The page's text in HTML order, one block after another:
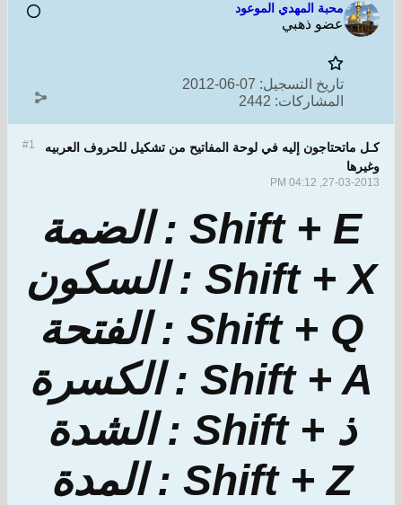
محبة المهدي الموعود
عضو ذهبي
تاريخ التسجيل: 07-06-2012
المشاركات: 2442
#1
كـل ماتحتاجون إليه في لوحة المفاتيح من تشكيل للحروف العربيه
وغيرها
27-03-2013, 04:12 PM
Shift + E : الضمة
Shift + X : السكون
Shift + Q : الفتحة
Shift + A : الكسرة
ذ + Shift : الشدة
Shift + Z : المدة